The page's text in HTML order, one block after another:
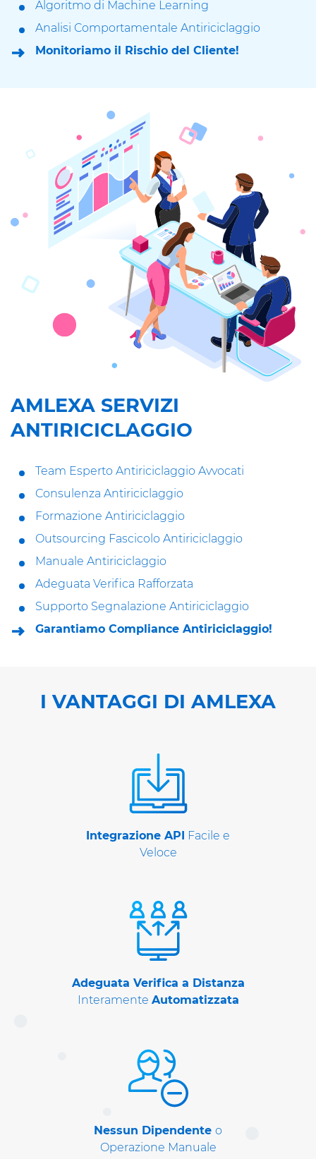
Algoritmo di Machine Learning
Analisi Comportamentale Antiriciclaggio
Monitoriamo il Rischio del Cliente!
AMLEXA SERVIZI
ANTIRICICLAGGIO
Team Esperto Antiriciclaggio Avvocati
Consulenza Antiriciclaggio
Formazione Antiriciclaggio
Outsourcing Fascicolo Antiriciclaggio
Manuale Antiriciclaggio
Adeguata Verifica Rafforzata
Supporto Segnalazione Antiriciclaggio
Garantiamo Compliance Antiriciclaggio!
I VANTAGGI DI AMLEXA
Integrazione API Facile e
Veloce
Adeguata Verifica a Distanza
Interamente Automatizzata
Nessun Dipendente o
Operazione Manuale